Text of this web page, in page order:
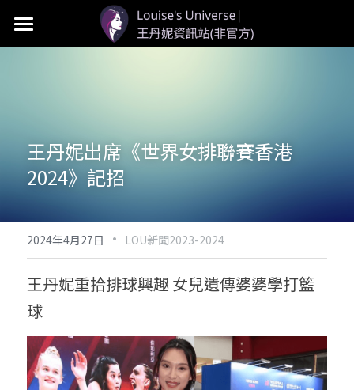
首頁
LOU影視
王丹妮出席《世界女排聯賽香港
2024》記招
2024年4月27日 · LOU新聞2023-2024
王丹妮重拾排球興趣 女兒遺傳婆婆學打籃
球